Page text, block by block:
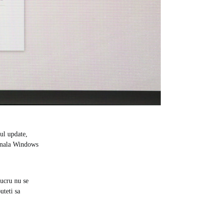
update,
Windows
nu se
sa